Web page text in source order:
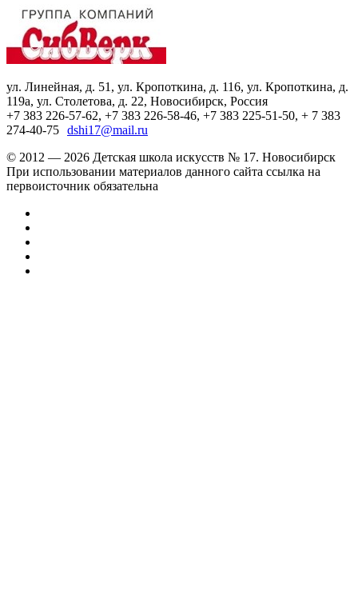
ул. Линейная, д. 51, ул. Кропоткина, д. 116, ул. Кропоткина, д.
119а, ул. Столетова, д. 22, Новосибирск, Россия
+7 383 226-57-62, +7 383 226-58-46, +7 383 225-51-50, + 7 383
274-40-75 dshi17@mail.ru
© 2012 — 2026 Детская школа искусств № 17. Новосибирск
При использовании материалов данного сайта ссылка на
первоисточник обязательна